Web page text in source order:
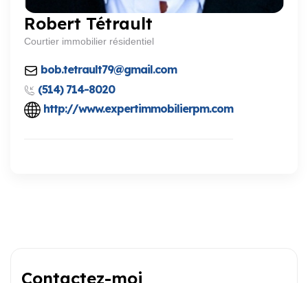
Robert Tétrault
Courtier immobilier résidentiel
bob.tetrault79@gmail.com
(514) 714-8020
http://www.expertimmobilierpm.com
Contactez-moi